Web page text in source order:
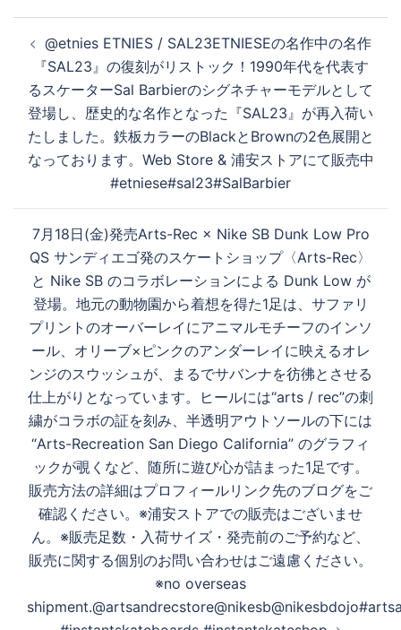
稿
ビ
ゲ
ー
ョ
ン
@etnies ETNIES / SAL23ETNIESEの名作中の名作
『SAL23』の復刻がリストック！1990年代を代表す
るスケーターSal Barbierのシグネチャーモデルとして
登場し、歴史的な名作となった『SAL23』が再入荷い
たしました。鉄板カラーのBlackとBrownの2色展開と
なっております。Web Store & 浦安ストアにて販売中
#etniese#sal23#SalBarbier
7月18日(金)発売Arts-Rec × Nike SB Dunk Low Pro
QS サンディエゴ発のスケートショップ〈Arts-Rec〉
と Nike SB のコラボレーションによる Dunk Low が
登場。地元の動物園から着想を得た1足は、サファリ
プリントのオーバーレイにアニマルモチーフのインソ
ール、オリーブ×ピンクのアンダーレイに映えるオレ
ンジのスウッシュが、まるでサバンナを彷彿とさせる
仕上がりとなっています。ヒールには“arts / rec”の刺
繍がコラボの証を刻み、半透明アウトソールの下には
“Arts-Recreation San Diego California” のグラフィ
ックが覗くなど、随所に遊び心が詰まった1足です。
販売方法の詳細はプロフィールリンク先のブログをご
確認ください。※浦安ストアでの販売はございませ
ん。※販売足数・入荷サイズ・発売前のご予約など、
販売に関する個別のお問い合わせはご遠慮ください。
※no overseas